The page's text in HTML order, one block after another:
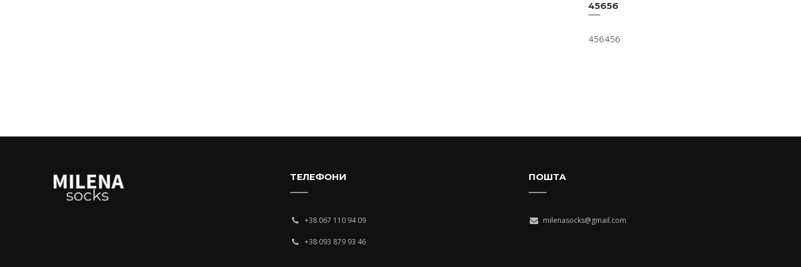
45656
456456
ТЕЛЕФОНИ
+38 067 110 94 09
+38 093 879 93 46
ПОШТА
milenasocks@gmail.com